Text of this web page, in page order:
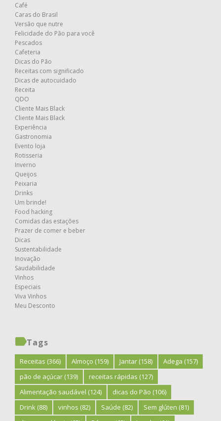
Café
Caras do Brasil
Versão que nutre
Felicidade do Pão para você
Pescados
Cafeteria
Dicas do Pão
Receitas com significado
Dicas de autocuidado
Receita
QDO
Cliente Mais Black
Cliente Mais Black
Experiência
Gastronomia
Evento loja
Rotisseria
Inverno
Queijos
Peixaria
Drinks
Um brinde!
Food hacking
Comidas das estações
Prazer de comer e beber
Dicas
Sustentabilidade
Inovação
Saudabilidade
Vinhos
Especiais
Viva Vinhos
Meu Desconto
Tags
Receitas (366) Almoço (159) Jantar (158) Adega (157)
pão de açúcar (139) receitas rápidas (127)
Alimentação saudável (124) dicas do Pão (106)
Drink (88) vinhos (82) Saúde (82) Sem glúten (81)